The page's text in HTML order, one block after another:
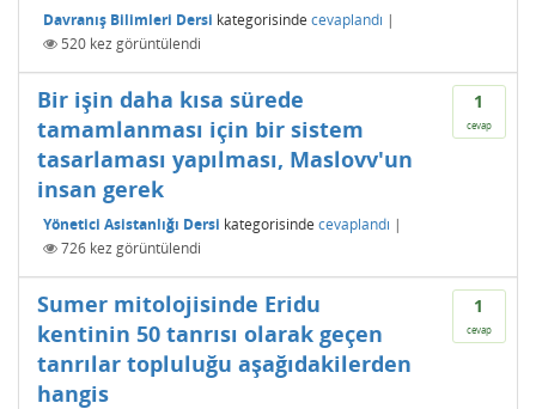
Davranış Bilimleri Dersi kategorisinde cevaplandı |
520 kez görüntülendi
1
cevap
Bir işin daha kısa sürede
tamamlanması için bir sistem
tasarlaması yapılması, Maslovv'un
insan gerek
Yönetici Asistanlığı Dersi kategorisinde cevaplandı |
726 kez görüntülendi
1
cevap
Sumer mitolojisinde Eridu
kentinin 50 tanrısı olarak geçen
tanrılar topluluğu aşağıdakilerden
hangis